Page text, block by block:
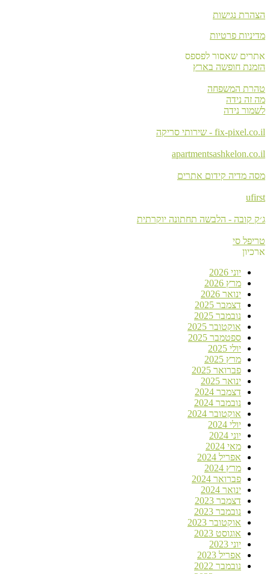
הצהרת נגישות
מדיניות פרטיות
אתרים שאסור לפספס
הזמנת חופשה בארץ
טהרת המשפחה
מה זה נידה
לשמור נידה
fix-pixel.co.il - שירותי סריקה
apartmentsashkelon.co.il
מסה מדיה קידום אתרים
ufirst
ג׳ק קובה - הלבשה תחתונה יוקרתית
טריפל סי
ארכיון
יוני 2026
מרץ 2026
ינואר 2026
דצמבר 2025
נובמבר 2025
אוקטובר 2025
ספטמבר 2025
יולי 2025
מרץ 2025
פברואר 2025
ינואר 2025
דצמבר 2024
נובמבר 2024
אוקטובר 2024
יולי 2024
יוני 2024
מאי 2024
אפריל 2024
מרץ 2024
פברואר 2024
ינואר 2024
דצמבר 2023
נובמבר 2023
אוקטובר 2023
אוגוסט 2023
יוני 2023
אפריל 2023
נובמבר 2022